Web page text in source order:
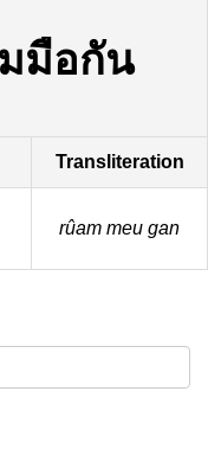
มือกัน
Transliteration
rûam meu gan